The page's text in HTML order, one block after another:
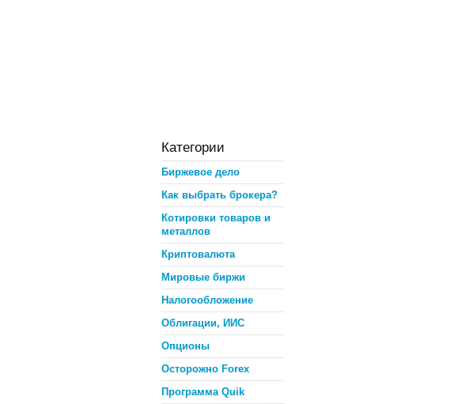
Категории
Биржевое дело
Как выбрать брокера?
Котировки товаров и
металлов
Криптовалюта
Мировые биржи
Налогообложение
Облигации, ИИС
Опционы
Осторожно Forex
Программа Quik